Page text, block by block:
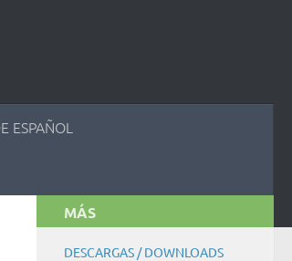
ESPAÑOL
MÁS
DESCARGAS / DOWNLOADS